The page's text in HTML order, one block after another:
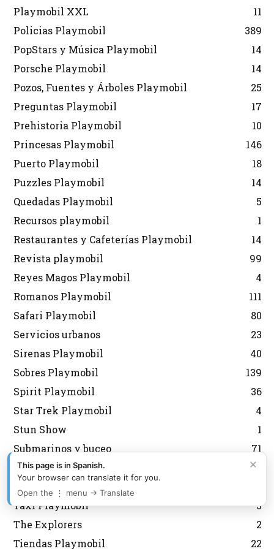
Playmobil XXL
11
Policias Playmobil
389
PopStars y Música Playmobil
14
Porsche Playmobil
14
Pozos, Fuentes y Árboles Playmobil
25
Preguntas Playmobil
17
Prehistoria Playmobil
10
Princesas Playmobil
146
Puerto Playmobil
18
Puzzles Playmobil
14
Quedadas Playmobil
5
Recursos playmobil
1
Restaurantes y Cafeterías Playmobil
14
Revista playmobil
99
Reyes Magos Playmobil
4
Romanos Playmobil
111
Safari Playmobil
80
Servicios urbanos
23
Sirenas Playmobil
40
Sobres Playmobil
139
Spirit Playmobil
36
Star Trek Playmobil
4
Stun Show
1
Submarinos y buceo
71
Súper 4 Playmobil
23
Taxi Playmobil
3
The Explorers
2
Tiendas Playmobil
22
×
This page is in Spanish.
Your browser can translate it for you.
Open the ⋮ menu → Translate